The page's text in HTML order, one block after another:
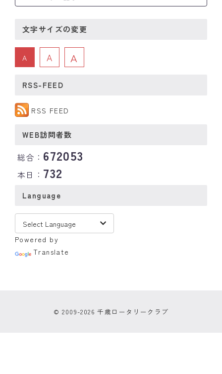
文字サイズの変更
A A A
RSS-FEED
RSS FEED
WEB訪問者数
総合： 672053
本日： 732
Language
Powered by
Translate
© 2009-2026 千歳ロータリークラブ